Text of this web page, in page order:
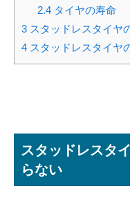
2.4タイヤの寿命
3 スタッドレスタイヤ
4 スタッドレスタイヤ
スタッドレスタ
らない